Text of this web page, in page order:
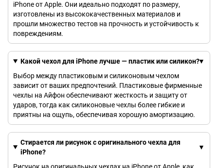
iPhone от Apple. Они идеально подходят по размеру,
изготовлены из высококачественных материалов и
прошли множество тестов на прочность и устойчивость к
повреждениям.
Какой чехол для iPhone лучше — пластик или силикон?
Выбор между пластиковым и силиконовым чехлом
зависит от ваших предпочтений. Пластиковые фирменные
чехлы на Айфон обеспечивают жесткость и защиту от
ударов, тогда как силиконовые чехлы более гибкие и
приятны на ощупь, обеспечивая хорошую амортизацию.
Стирается ли рисунок с оригинального чехла для
iPhone?